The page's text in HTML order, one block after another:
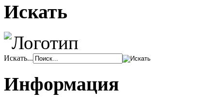
Искать
Искать...
Информация